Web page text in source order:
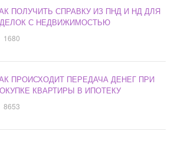
ПОЛУЧИТЬ СПРАВКУ ИЗ ПНД И НД ДЛЯ
С НЕДВИЖИМОСТЬЮ
1680
ПРОИСХОДИТ ПЕРЕДАЧА ДЕНЕГ ПРИ
КВАРТИРЫ В ИПОТЕКУ
8653